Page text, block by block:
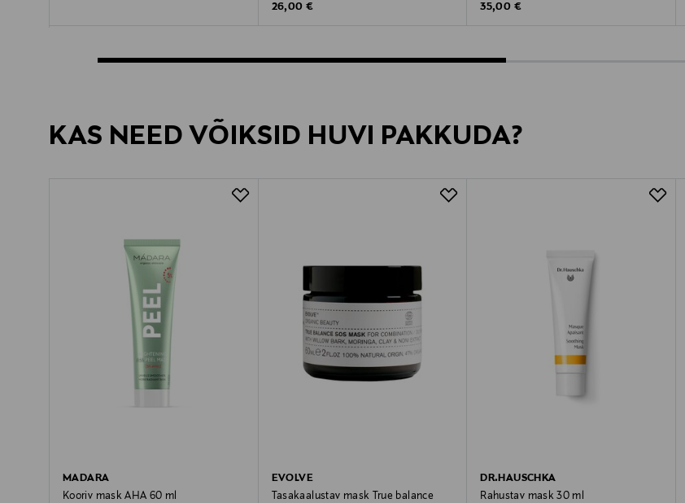
Original Price
26,00 €
Original Price
35,00 €
KAS NEED VÕIKSID HUVI PAKKUDA?
MADARA
Kooriv mask AHA 60 ml
EVOLVE
Tasakaalustav mask True balance
DR.HAUSCHKA
Rahustav mask 30 ml